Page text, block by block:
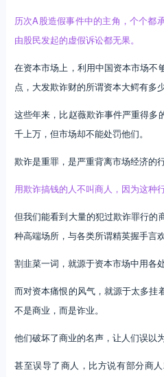
历次A股造假事件中的主角，个个都
由股民发起的虚假诉讼都无果。
在资本市场上，利用中国资本市场不
点，大发欺诈财的所谓资本大鳄有多
这些年来，比赵薇欺诈事件严重得多
千上万，但市场却不能处罚他们。
欺诈是重罪，是严重背离市场经济的行
用欺诈搞钱的人不叫商人，因为这种
但我们能看到大量的犯过欺诈罪行的
种高端场所，与各类所谓精英握手言欢
割韭菜一词，就源于资本市场中用各
而对资本痛恨的风气，就源于太多挂
不是商业，而是诈业。
他们破坏了商业的名声，让人们误以
甚至误导了商人，比方说有部分商